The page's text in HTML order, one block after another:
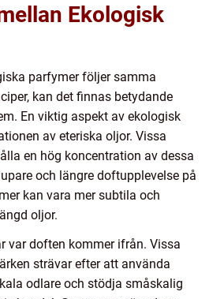
Ekologisk
parfymer följer samma
kan det finnas betydande
En viktig aspekt av ekologisk
av eteriska oljor. Vissa
en hög koncentration av dessa
och längre doftupplevelse på
kan vara mer subtila och
oljor.
var doften kommer ifrån. Vissa
strävar efter att använda
odlare och stödja småskalig